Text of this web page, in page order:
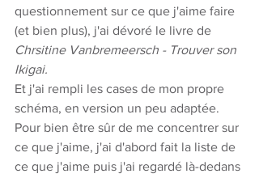
questionnement sur ce que j'aime faire
(et bien plus), j'ai dévoré le livre de
Chrsitine Vanbremeersch - Trouver son
Ikigai.
Et j'ai rempli les cases de mon propre
schéma, en version un peu adaptée.
Pour bien être sûr de me concentrer sur
ce que j'aime, j'ai d'abord fait la liste de
ce que j'aime puis j'ai regardé là-dedans